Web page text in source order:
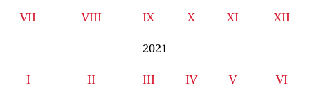
VII VIII IX X XI XII
2021
I II III IV V VI